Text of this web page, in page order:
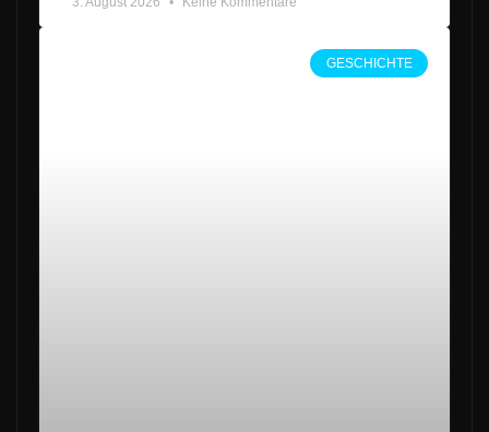
GESCHICHTE